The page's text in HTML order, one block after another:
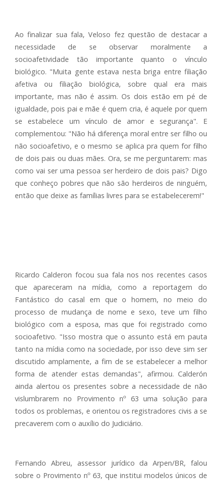
Ao finalizar sua fala, Veloso fez questão de destacar a
necessidade de se observar moralmente a
socioafetividade tão importante quanto o vínculo
biológico. "Muita gente estava nesta briga entre filiação
afetiva ou filiação biológica, sobre qual era mais
importante, mas não é assim. Os dois estão em pé de
igualdade, pois pai e mãe é quem cria, é aquele por quem
se estabelece um vínculo de amor e segurança". E
complementou: "Não há diferença moral entre ser filho ou
não socioafetivo, e o mesmo se aplica pra quem for filho
de dois pais ou duas mães. Ora, se me perguntarem: mas
como vai ser uma pessoa ser herdeiro de dois pais? Digo
que conheço pobres que não são herdeiros de ninguém,
então que deixe as famílias livres para se estabelecerem!"
Ricardo Calderon focou sua fala nos nos recentes casos
que apareceram na mídia, como a reportagem do
Fantástico do casal em que o homem, no meio do
processo de mudança de nome e sexo, teve um filho
biológico com a esposa, mas que foi registrado como
socioafetivo. "Isso mostra que o assunto está em pauta
tanto na mídia como na sociedade, por isso deve sim ser
discutido amplamente, a fim de se estabelecer a melhor
forma de atender estas demandas", afirmou. Calderón
ainda alertou os presentes sobre a necessidade de não
vislumbrarem no Provimento nº 63 uma solução para
todos os problemas, e orientou os registradores civis a se
precaverem com o auxílio do Judiciário.
Fernando Abreu, assessor jurídico da Arpen/BR, falou
sobre o Provimento nº 63, que institui modelos únicos de